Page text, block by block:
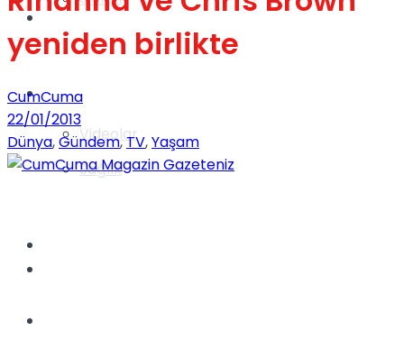
Videolar
Gündem
Yaşam
Sağlık
yeniden birlikte
CumCuma
22/01/2013
Dünya,Gündem,TV,Yaşam